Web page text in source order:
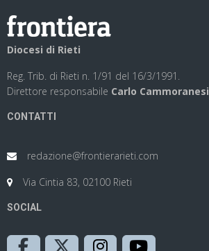
Diocesi di Rieti
Reg. Trib. di Rieti n. 1/91 del 16/3/1991.
Direttore responsabile Carlo Cammoranesi
CONTATTI
redazione@frontierarieti.com
Via Cintia 83, 02100 Rieti
SOCIAL